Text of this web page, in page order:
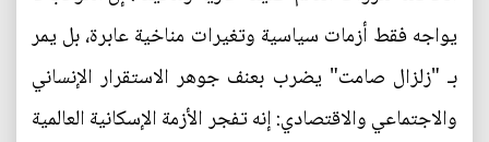
يواجه فقط أزمات سياسية وتغيرات مناخية عابرة، بل يمر
بـ "زلزال صامت" يضرب بعنف جوهر الاستقرار الإنساني
والاجتماعي والاقتصادي: إنه تفجر الأزمة الإسكانية العالمية